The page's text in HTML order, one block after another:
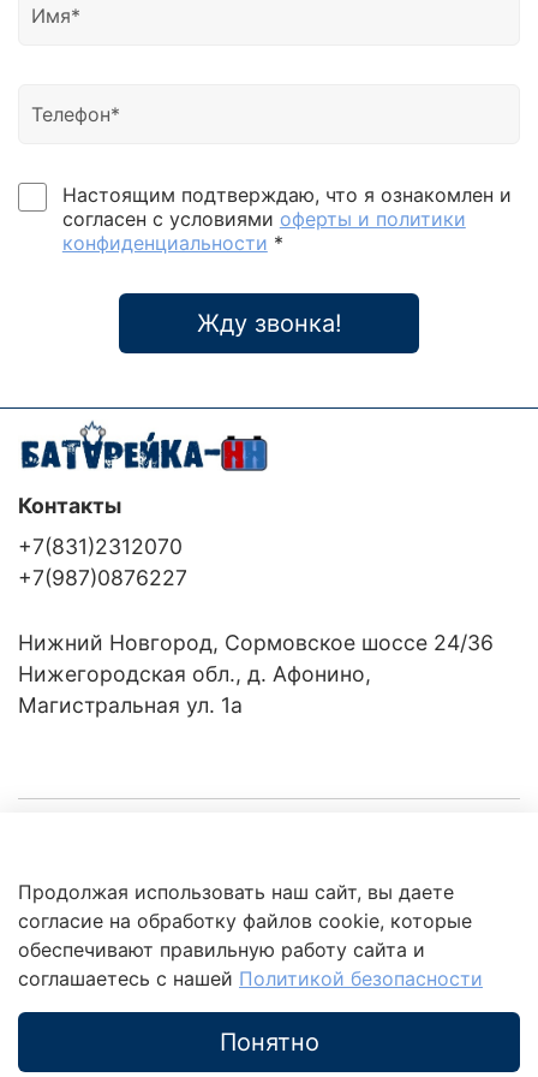
них используются самые современные
Сферой применения ИБП Mega-Vision является
залов, серверных помещений,
телекоммуникационных устройств, офисной
техники, музыкальных центров, домашних
cигнализаций, систем видеонаблюдения и
аварийного освещения, а также любой другой
ответственной нагрузки. Они обладают невероятно
напряжения (115 300 В) без перехода на батареи,
что позволяет стабилизировать входное
напряжение без перехода в автономный
Настоящим подтверждаю, что я ознакомлен и
согласен с условиями оферты и политики
конфиденциальности *
Жду звонка!
Клиентам
Это интересно
Контакты
+7(831)2312070
+7(987)0876227
Нижний Новгород, Сормовское шоссе 24/36
Нижегородская обл., д. Афонино,
Магистральная ул. 1а
Продолжая использовать наш сайт, вы даете
согласие на обработку файлов cookie, которые
обеспечивают правильную работу сайта и
соглашаетесь с нашей Политикой безопасности
Понятно
обработки